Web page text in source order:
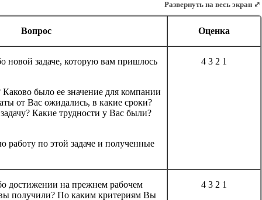
Вопрос Оценка
новой задаче, которую вам пришлось
было ее значение для компании
от Вас ожидались, в какие сроки?
Какие трудности у Вас были?
работу по этой задаче и полученные
4 3 2 1
достижении на прежнем рабочем
вы получили? По каким критериям Вы
4 3 2 1
Развернуть на весь экран ⤢